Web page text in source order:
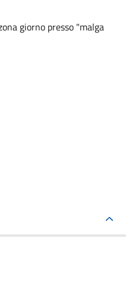
giorno presso "malga